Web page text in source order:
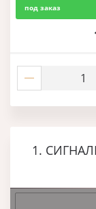
под заказ
1.